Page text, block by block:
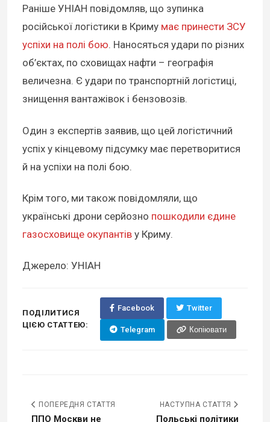
Раніше УНІАН повідомляв, що зупинка
російської логістики в Криму має принести ЗСУ
успіхи на полі бою. Наносяться удари по різних
об’єктах, по сховищах нафти – географія
величезна. Є удари по транспортній логістиці,
знищення вантажівок і бензовозів.
Один з експертів заявив, що цей логістичний
успіх у кінцевому підсумку має перетворитися
й на успіхи на полі бою.
Крім того, ми також повідомляли, що
українські дрони серйозно пошкодили єдине
газосховище окупантів у Криму.
Джерело: УНІАН
ПОДІЛИТИСЯ
ЦІЄЮ СТАТТЕЮ:
Facebook Twitter
Telegram Копіювати
ПОПЕРЕДНЯ СТАТТЯ
ППО Москви не
НАСТУПНА СТАТТЯ
Польські політики